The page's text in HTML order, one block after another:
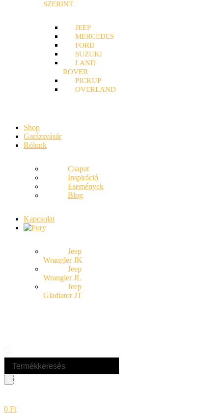
SZERINT
JEEP
MERCEDES
FORD
SUZUKI
LAND
ROVER
PICKUP
OVERLAND
Shop
Garázsvásár
Rólunk
Csapat
Inspiráció
Események
Blog
Kapcsolat
Jeep
Wrangler JK
Jeep
Wrangler JL
Jeep
Gladiator JT
search
0 Ft